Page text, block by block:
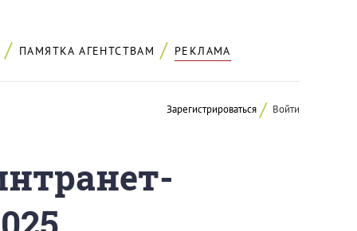
ПАМЯТКА АГЕНТСТВАМ РЕКЛАМА
Зарегистрироваться Войти